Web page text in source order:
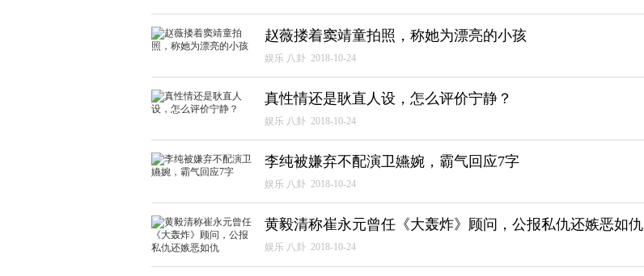
赵薇搂着窦靖童拍照，称她为漂亮的小孩
娱乐 八卦 2018-10-24
真性情还是耿直人设，怎么评价宁静？
娱乐 八卦 2018-10-24
李纯被嫌弃不配演卫嬿婉，霸气回应7字
娱乐 八卦 2018-10-24
黄毅清称崔永元曾任《大轰炸》顾问，公报私仇还嫉恶如仇
娱乐 八卦 2018-10-24